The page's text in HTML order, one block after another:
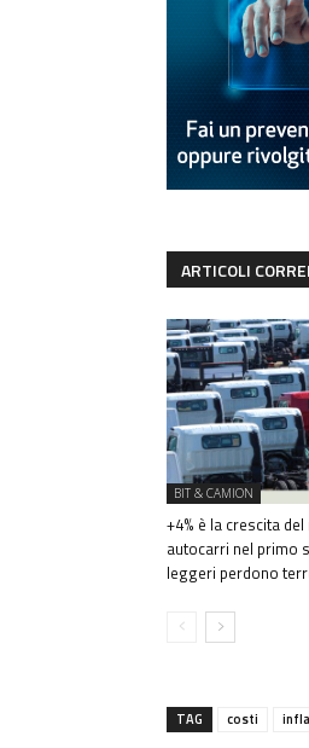
ARTICOLI
BIT & CAMION
+4% è la crescita
autocarri nel primo
leggeri perdono
TAG costi